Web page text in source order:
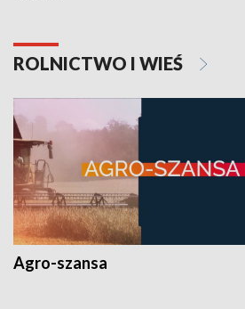
ROLNICTWO I WIEŚ
Agro-szansa